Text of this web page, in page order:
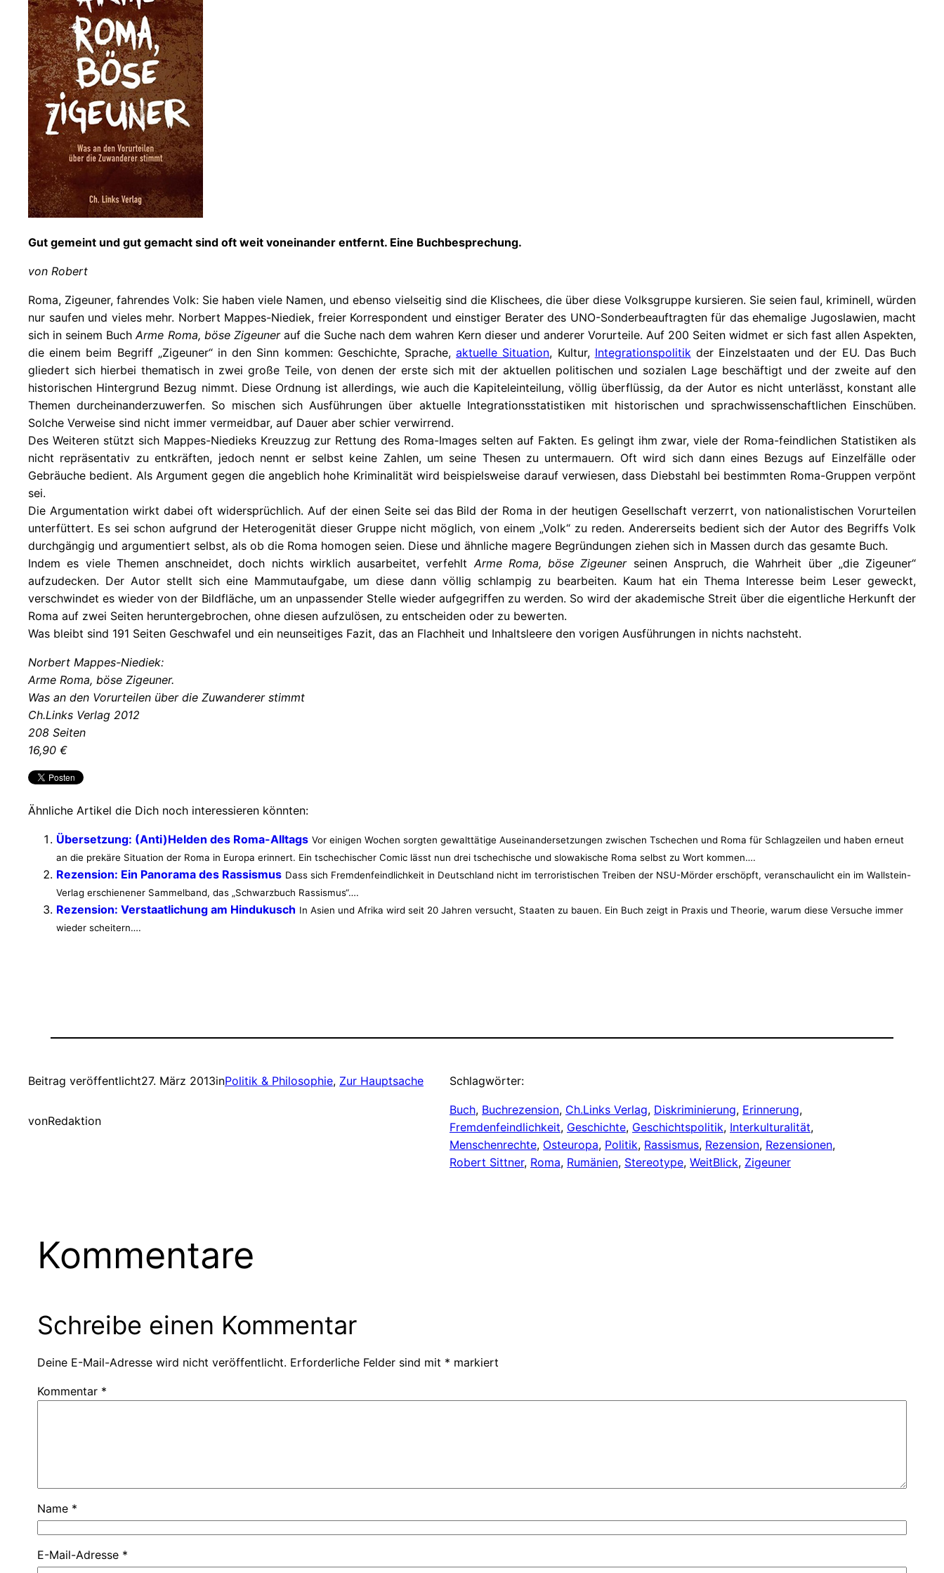
Gut gemeint und gut gemacht sind oft weit voneinander entfernt. Eine Buchbesprechung.
von Robert
Roma, Zigeuner, fahrendes Volk: Sie haben viele Namen, und ebenso vielseitig sind die Klischees, die über diese Volksgruppe kursieren. Sie seien faul, kriminell, würden
nur saufen und vieles mehr. Norbert Mappes-Niediek, freier Korrespondent und einstiger Berater des UNO-Sonderbeauftragten für das ehemalige Jugoslawien, macht
sich in seinem BuchArme Roma, böse Zigeunerauf die Suche nach dem wahren Kern dieser und anderer Vorurteile. Auf 200 Seiten widmet er sich fast allen Aspekten,
die einem beim Begriff „Zigeuner“ in den Sinn kommen: Geschichte, Sprache,aktuelle Situation, Kultur, Integrationspolitikder Einzelstaaten und der EU. Das Buch
gliedert sich hierbei thematisch in zwei große Teile, von denen der erste sich mit der aktuellen politischen und sozialen Lage beschäftigt und der zweite auf den
historischen Hintergrund Bezug nimmt. Diese Ordnung ist allerdings, wie auch die Kapiteleinteilung, völlig überflüssig, da der Autor es nicht unterlässt, konstant alle
Themen durcheinanderzuwerfen. So mischen sich Ausführungen über aktuelle Integrationsstatistiken mit historischen und sprachwissenschaftlichen Einschüben.
Solche Verweise sind nicht immer vermeidbar, auf Dauer aber schier verwirrend.
Des Weiteren stützt sich Mappes-Niedieks Kreuzzug zur Rettung des Roma-Images selten auf Fakten. Es gelingt ihm zwar, viele der Roma-feindlichen Statistiken als
nicht repräsentativ zu entkräften, jedoch nennt er selbst keine Zahlen, um seine Thesen zu untermauern. Oft wird sich dann eines Bezugs auf Einzelfälle oder
Gebräuche bedient. Als Argument gegen die angeblich hohe Kriminalität wird beispielsweise darauf verwiesen, dass Diebstahl bei bestimmten Roma-Gruppen verpönt
sei.
Die Argumentation wirkt dabei oft widersprüchlich. Auf der einen Seite sei das Bild der Roma in der heutigen Gesellschaft verzerrt, von nationalistischen Vorurteilen
unterfüttert. Es sei schon aufgrund der Heterogenität dieser Gruppe nicht möglich, von einem „Volk“ zu reden. Andererseits bedient sich der Autor des Begriffs Volk
durchgängig und argumentiert selbst, als ob die Roma homogen seien. Diese und ähnliche magere Begründungen ziehen sich in Massen durch das gesamte Buch.
Indem es viele Themen anschneidet, doch nichts wirklich ausarbeitet, verfehltArme Roma, böse Zigeunerseinen Anspruch, die Wahrheit über „die Zigeuner“
aufzudecken. Der Autor stellt sich eine Mammutaufgabe, um diese dann völlig schlampig zu bearbeiten. Kaum hat ein Thema Interesse beim Leser geweckt,
verschwindet es wieder von der Bildfläche, um an unpassender Stelle wieder aufgegriffen zu werden. So wird der akademische Streit über die eigentliche Herkunft der
Roma auf zwei Seiten heruntergebrochen, ohne diesen aufzulösen, zu entscheiden oder zu bewerten.
Was bleibt sind 191 Seiten Geschwafel und ein neunseitiges Fazit, das an Flachheit und Inhaltsleere den vorigen Ausführungen in nichts nachsteht.
Norbert Mappes-Niediek:
Arme Roma, böse Zigeuner.
Was an den Vorurteilen über die Zuwanderer stimmt
Ch.Links Verlag 2012
208 Seiten
16,90 €
Ähnliche Artikel die Dich noch interessieren könnten:
Übersetzung: (Anti)Helden des Roma-Alltags Vor einigen Wochen sorgten gewalttätige Auseinandersetzungen zwischen Tschechen und Roma für Schlagzeilen und haben erneut
an die prekäre Situation der Roma in Europa erinnert. Ein tschechischer Comic lässt nun drei tschechische und slowakische Roma selbst zu Wort kommen….
Rezension: Ein Panorama des Rassismus Dass sich Fremdenfeindlichkeit in Deutschland nicht im terroristischen Treiben der NSU-Mörder erschöpft, veranschaulicht ein im Wallstein-
Verlag erschienener Sammelband, das „Schwarzbuch Rassismus“….
Rezension: Verstaatlichung am Hindukusch In Asien und Afrika wird seit 20 Jahren versucht, Staaten zu bauen. Ein Buch zeigt in Praxis und Theorie, warum diese Versuche immer
wieder scheitern….
Beitrag veröffentlicht27. März 2013inPolitik & Philosophie, Zur Hauptsache
vonRedaktion
Schlagwörter:
Buch, Buchrezension, Ch.Links Verlag, Diskriminierung, Erinnerung
Fremdenfeindlichkeit, Geschichte, Geschichtspolitik, Interkulturalität
Menschenrechte, Osteuropa, Politik, Rassismus, Rezension, Rezensionen
Robert Sittner, Roma, Rumänien, Stereotype, WeitBlick, Zigeuner
Kommentare
Schreibe einen Kommentar
Deine E-Mail-Adresse wird nicht veröffentlicht. Erforderliche Felder sind mit * markiert
Kommentar *
Name *
E-Mail-Adresse *